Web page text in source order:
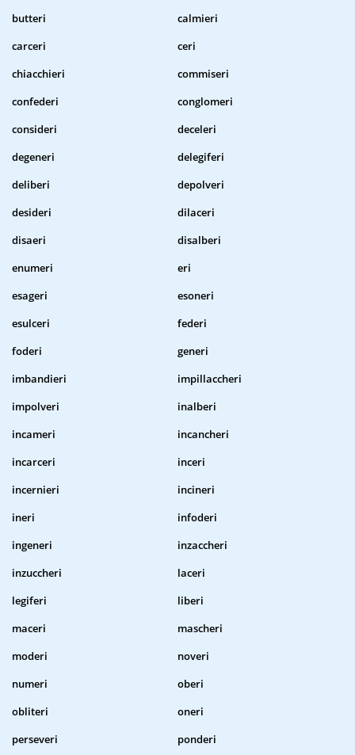
butteri
calmieri
carceri
ceri
chiacchieri
commiseri
confederi
conglomeri
consideri
deceleri
degeneri
delegiferi
deliberi
depolveri
desideri
dilaceri
disaeri
disalberi
enumeri
eri
esageri
esoneri
esulceri
federi
foderi
generi
imbandieri
impillaccheri
impolveri
inalberi
incameri
incancheri
incarceri
inceri
incernieri
incineri
ineri
infoderi
ingeneri
inzaccheri
inzuccheri
laceri
legiferi
liberi
maceri
mascheri
moderi
noveri
numeri
oberi
obliteri
oneri
perseveri
ponderi